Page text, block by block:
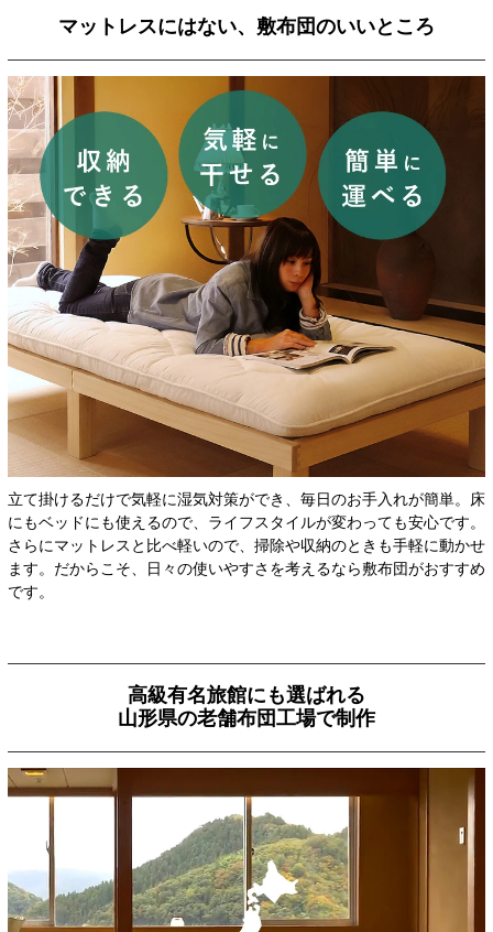
マットレスにはない、敷布団のいいところ
立て掛けるだけで気軽に湿気対策ができ、毎日のお手入れが簡単。床
にもベッドにも使えるので、ライフスタイルが変わっても安心です。
さらにマットレスと比べ軽いので、掃除や収納のときも手軽に動かせ
ます。だからこそ、日々の使いやすさを考えるなら敷布団がおすすめ
です。
高級有名旅館にも選ばれる
山形県の老舗布団工場で制作